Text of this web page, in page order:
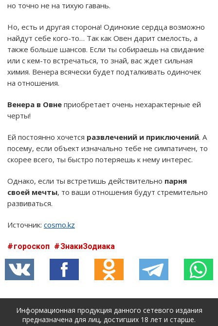
но точно не на тихую гавань.
Но, есть и другая сторона! Одинокие сердца возможно
найдут себе кого-то… Так как Овен дарит смелость, а
также больше шансов. Если ты собираешь на свидание
или с кем-то встречаться, то знай, вас ждет сильная
химия. Венера всячески будет подталкивать одиночек
на отношения.
Венера в Овне приобретает очень нехарактерные ей
черты!
Ей постоянно хочется развлечений и приключений. А
посему, если объект изначально тебе не симпатичен, то
скорее всего, ты быстро потеряешь к нему интерес.
Однако, если ты встретишь действительно парня
своей мечты, то ваши отношения будут стремительно
развиваться.
Источник: cosmo.kz
гороскоп ЗнакиЗодиака
Информационная продукция данного сетевого издания
предназначена для лиц, достигших 18 лет и старше.